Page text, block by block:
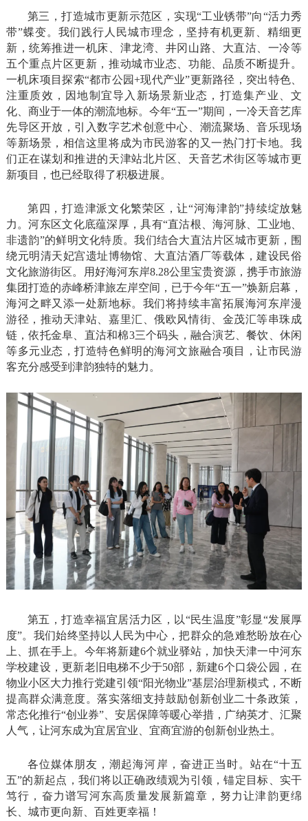
第三，打造城市更新示范区，实现“工业锈带”向“活力秀
带”蝶变。我们践行人民城市理念，坚持有机更新、精细更
新，统筹推进一机床、津龙湾、井冈山路、大直沽、一冷等
五个重点片区更新，推动城市业态、功能、品质不断提升。
一机床项目探索“都市公园+现代产业”更新路径，突出特色、
注重质效，因地制宜导入新场景新业态，打造集产业、文
化、商业于一体的潮流地标。今年“五一”期间，一冷天音艺库
先导区开放，引入数字艺术创意中心、潮流聚场、音乐现场
等新场景，相信这里将成为市民游客的又一热门打卡地。我
们正在谋划和推进的天津站北片区、天音艺术街区等城市更
新项目，也已经取得了积极进展。
第四，打造津派文化繁荣区，让“河海津韵”持续绽放魅
力。河东区文化底蕴深厚，具有“直沽根、海河脉、工业地、
非遗韵”的鲜明文化特质。我们结合大直沽片区城市更新，围
绕元明清天妃宫遗址博物馆、大直沽酒厂等载体，建设民俗
文化旅游街区。用好海河东岸8.28公里宝贵资源，携手市旅游
集团打造的赤峰桥津旅左岸空间，已于今年“五一”焕新启幕，
海河之畔又添一处新地标。我们将持续丰富拓展海河东岸漫
游径，推动天津站、嘉里汇、俄欧风情街、金茂汇等串珠成
链，依托金阜、直沽和棉3三个码头，融合演艺、餐饮、休闲
等多元业态，打造特色鲜明的海河文旅融合项目，让市民游
客充分感受到津韵独特的魅力。
第五，打造幸福宜居活力区，以“民生温度”彰显“发展厚
度”。我们始终坚持以人民为中心，把群众的急难愁盼放在心
上、抓在手上。今年将新建6个就业驿站，加快天津一中河东
学校建设，更新老旧电梯不少于50部，新建6个口袋公园，在
物业小区大力推行党建引领“阳光物业”基层治理新模式，不断
提高群众满意度。落实落细支持鼓励创新创业二十条政策，
常态化推行“创业券”、安居保障等暖心举措，广纳英才、汇聚
人气，让河东成为宜居宜业、宜商宜游的创新创业热土。
各位媒体朋友，潮起海河岸，奋进正当时。站在“十五
五”的新起点，我们将以正确政绩观为引领，锚定目标、实干
笃行，奋力谱写河东高质量发展新篇章，努力让津韵更绵
长、城市更向新、百姓更幸福！